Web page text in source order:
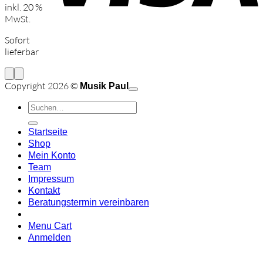
inkl. 20 %
MwSt.
Sofort
lieferbar
Copyright 2026 © Musik Paul
Suchen
nach:
Startseite
Shop
Mein Konto
Team
Impressum
Kontakt
Beratungstermin vereinbaren
Menu Cart
Anmelden